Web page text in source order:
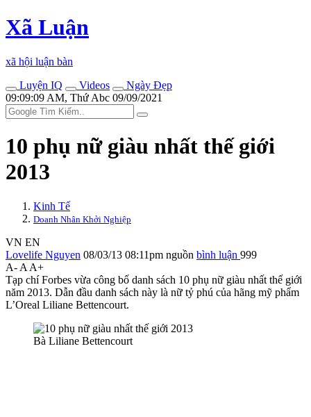
Xã Luận
xã hội luận bàn
Luyện IQ
Videos
Ngày Đẹp
09:09:09 AM, Thứ Abc 09/09/2021
10 phụ nữ giàu nhất thế giới
2013
Kinh Tế
Doanh Nhân Khởi Nghiệp
VN EN
Lovelife Nguyen 08/03/13 08:11pm nguồn bình luận 999
A- A A+
Tạp chí Forbes vừa công bố danh sách 10 phụ nữ giàu nhất thế giới
năm 2013. Dẫn đầu danh sách này là nữ tỷ phú của hãng mỹ phẩm
L’Oreal Liliane Bettencourt.
Bà Liliane Bettencourt